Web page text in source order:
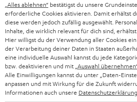
BLUETOOTH-LAUTSPRECHER
KOPFHÖRER
BLUETOOTH-KOPFHÖRER
STEREOANLAGEN
LAUTSPRECHER
PARTNERPROGRAMM
BLOG
NEWSLETTER
STORES
DEINE VORTEILE BEI TEUFEL
SCHWEIZ
NIEDERLANDE
BELGIEN
FRANKREICH
„Alles ablehnen“ bestätigst du unsere
erforderliche Cookies aktivieren. Damit erhältst
diese werden jedoch zufällig ausgewählt.
Inhalte, die wirklich relevant für dich sind,
Hier willigst du der Verwendung aller Cookies
der Verarbeitung deiner Daten in Staaten
eine individuelle Auswahl kannst du jede
bzw. deaktivieren und mit „Auswahl
Alle Einwilligungen kannst du unter „Daten-
anpassen und mit Wirkung für die Zukunft
Informationen auch unsere Datenschutzerklärung